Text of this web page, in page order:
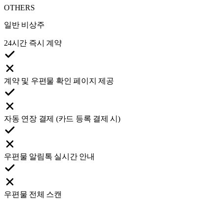
OTHERS
일반 비상주
24시간 즉시 계약
계약 및 우편물 확인 페이지 제공
자동 연장 결제 (카드 등록 결제 시)
우편물 알림톡 실시간 안내
우편물 전체 스캔